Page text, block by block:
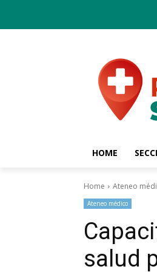
HOME
Home Ateneo
Ateneo médico
salud